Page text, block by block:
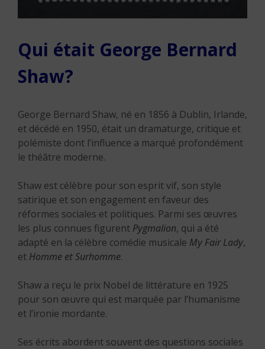
Qui était George Bernard
Shaw?
George Bernard Shaw, né en 1856 à Dublin, Irlande,
et décédé en 1950, était un dramaturge, critique et
polémiste dont l’influence a marqué profondément
le théâtre moderne.
Shaw est célèbre pour son esprit vif, son style
satirique et son engagement en faveur des
réformes sociales et politiques. Parmi ses œuvres
les plus connues figurent Pygmalion, qui a été
adapté en la célèbre comédie musicale My Fair Lady,
et Homme et Surhomme.
Shaw a reçu le prix Nobel de littérature en 1925
pour son œuvre qui est marquée par l’humanisme
et l’ironie mordante.
Ses écrits abordent souvent des questions sociales